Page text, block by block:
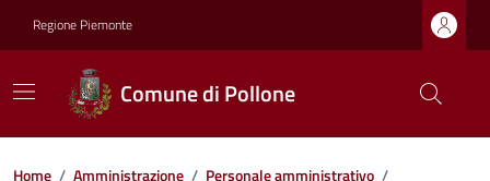
Regione Piemonte
Comune di Pollone
Home / Amministrazione / Personale amministrativo /